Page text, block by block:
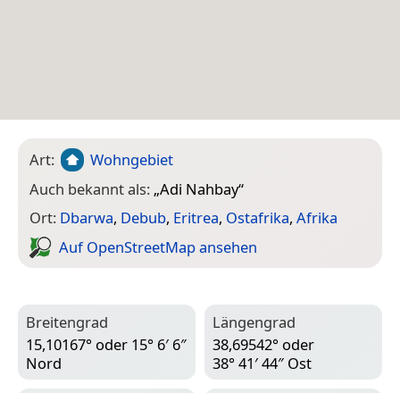
Art:
Wohngebiet
Auch bekannt als: „Adi Nahbay“
Ort: Dbarwa, Debub, Eritrea, Ostafrika, Afrika
Auf Open­Street­Map ansehen
Breitengrad
15,10167° oder 15° 6′ 6″
Nord
Längengrad
38,69542° oder
38° 41′ 44″ Ost